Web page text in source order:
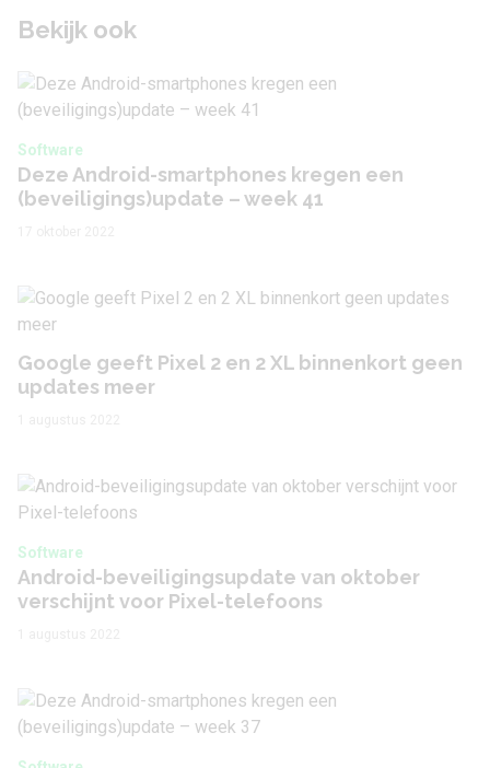
Bekijk ook
Software
Deze Android-smartphones kregen een
(beveiligings)update – week 41
Google geeft Pixel 2 en 2 XL binnenkort geen
updates meer
Software
Android-beveiligingsupdate van oktober
verschijnt voor Pixel-telefoons